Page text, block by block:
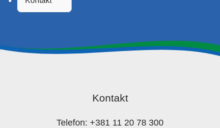
Kontakt
Telefon: +381 11 20 78 300